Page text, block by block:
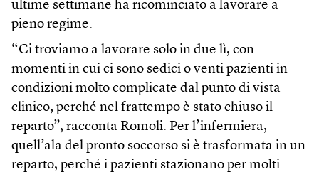
ultime settimane ha ricominciato a lavorare a
pieno regime.
“Ci troviamo a lavorare solo in due lì, con
momenti in cui ci sono sedici o venti pazienti in
condizioni molto complicate dal punto di vista
clinico, perché nel frattempo è stato chiuso il
reparto”, racconta Romoli. Per l’infermiera,
quell’ala del pronto soccorso si è trasformata in un
reparto, perché i pazienti stazionano per molti